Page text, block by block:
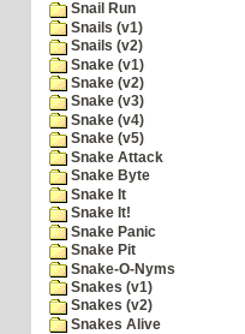
Snail Run
Snails (v1)
Snails (v2)
Snake (v1)
Snake (v2)
Snake (v3)
Snake (v4)
Snake (v5)
Snake Attack
Snake Byte
Snake It
Snake It!
Snake Panic
Snake Pit
Snake-O-Nyms
Snakes (v1)
Snakes (v2)
Snakes Alive